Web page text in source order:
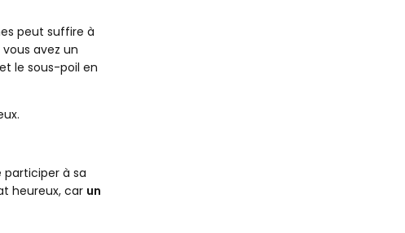
peut suffire à
avez un
le sous-poil en
participer à sa
heureux, car un